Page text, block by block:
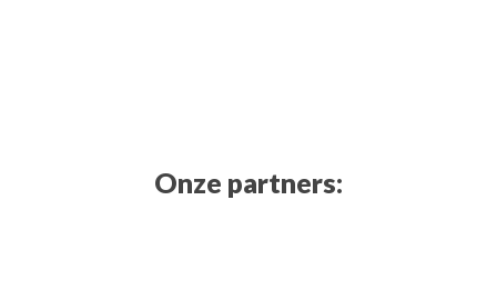
Onze partners: